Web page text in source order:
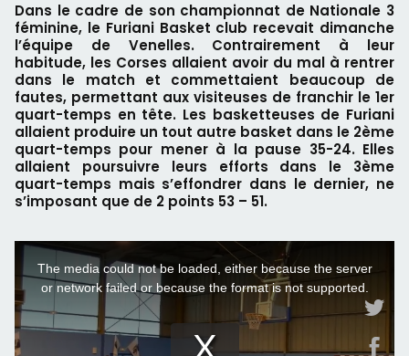
Dans le cadre de son championnat de Nationale 3
féminine, le Furiani Basket club recevait dimanche
l’équipe de Venelles. Contrairement à leur
habitude, les Corses allaient avoir du mal à rentrer
dans le match et commettaient beaucoup de
fautes, permettant aux visiteuses de franchir le 1er
quart-temps en tête. Les basketteuses de Furiani
allaient produire un tout autre basket dans le 2ème
quart-temps pour mener à la pause 35-24. Elles
allaient poursuivre leurs efforts dans le 3ème
quart-temps mais s’effondrer dans le dernier, ne
s’imposant que de 2 points 53 – 51.